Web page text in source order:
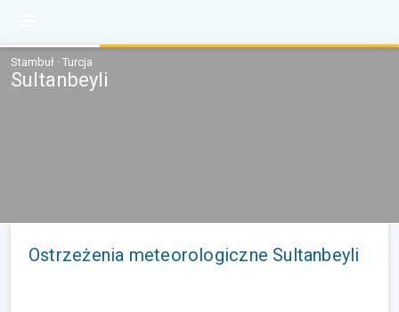
Stambuł · Turcja
Sultanbeyli
Ostrzeżenia meteorologiczne Sultanbeyli